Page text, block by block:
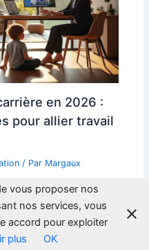
en 2026 :
pour allier travail
/ Par Margaux
vous proposer nos
nos services, vous
accord pour exploiter
plus OK